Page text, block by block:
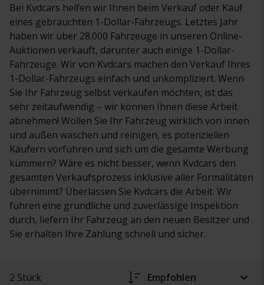
Bei Kvdcars helfen wir Ihnen beim Verkauf oder Kauf
eines gebrauchten 1-Dollar-Fahrzeugs. Letztes Jahr
haben wir über 28.000 Fahrzeuge in unseren Online-
Auktionen verkauft, darunter auch einige 1-Dollar-
Fahrzeuge. Wir von Kvdcars machen den Verkauf Ihres
1-Dollar-Fahrzeugs einfach und unkompliziert. Wenn
Sie Ihr Fahrzeug selbst verkaufen möchten, ist das
sehr zeitaufwendig – wir können Ihnen diese Arbeit
abnehmen! Wollen Sie Ihr Fahrzeug wirklich von innen
und außen waschen und reinigen, es potenziellen
Käufern vorführen und sich um die gesamte Werbung
kümmern? Wäre es nicht besser, wenn Kvdcars den
gesamten Verkaufsprozess inklusive aller Formalitäten
übernimmt? Überlassen Sie Kvdcars die Arbeit. Wir
führen eine gründliche und zuverlässige Inspektion
durch, liefern Ihr Fahrzeug an den neuen Besitzer und
Sie erhalten Ihre Zahlung schnell und sicher.
2 Stück Empfohlen